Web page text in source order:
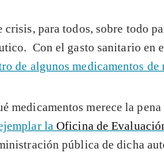
crisis, para todos, sobre todo
Con el gasto sanitario en
de algunos medicamentos de
medicamentos merece la
laOficina de
pública de dicha